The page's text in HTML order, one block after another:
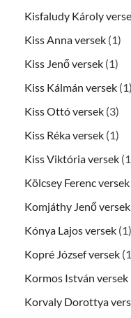
Kisfaludy Károly
Kiss Anna versek (1)
Kiss Jenő versek (1)
Kiss Kálmán versek (1)
Kiss Ottó versek (3)
Kiss Réka versek (1)
Kiss Viktória versek
Kölcsey Ferenc versek
Komjáthy Jenő versek
Kónya Lajos versek (1)
Kopré József versek
Kormos István versek
Korvaly Dorottya